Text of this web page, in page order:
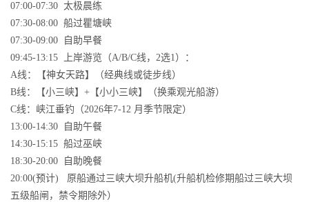
07:00-07:30 太极晨练
07:30-08:00 船过瞿塘峡
07:30-09:00 自助早餐
09:45-13:15 上岸游览（A/B/C线，2选1）：
A线：【神女天路】（经典线或徒步线）
B线：【小三峡】+【小小三峡】（换乘观光船游）
C线：峡江垂钓（2026年7-12 月季节限定）
13:00-14:30 自助午餐
14:30-15:15 船过巫峡
18:30-20:00 自助晚餐
20:00(预计) 原船通过三峡大坝升船机(升船机检修期船过三峡大坝
五级船闸，禁令期除外）